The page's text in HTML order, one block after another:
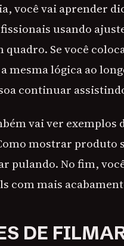
você vai aprender
usando
quadro. Se você
mesma lógica ao
continuar
vai ver exemplos
mostrar produto
pulando. No fim,
com mais
DE